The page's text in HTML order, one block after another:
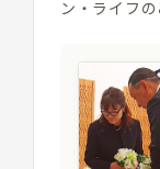
ン・ライフ